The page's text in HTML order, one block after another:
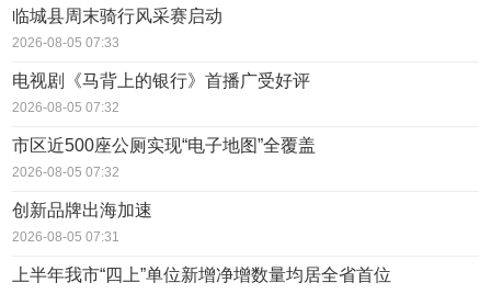
临城县周末骑行风采赛启动
2026-08-05 07:33
电视剧《马背上的银行》首播广受好评
2026-08-05 07:32
市区近500座公厕实现“电子地图”全覆盖
2026-08-05 07:32
创新品牌出海加速
2026-08-05 07:31
上半年我市“四上”单位新增净增数量均居全省首位